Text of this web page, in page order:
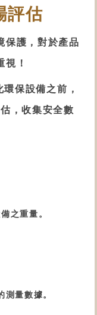
評估
保護 ，對於產品
視！
環保設備之前，
，收集安全數
之重量。
測量數據。